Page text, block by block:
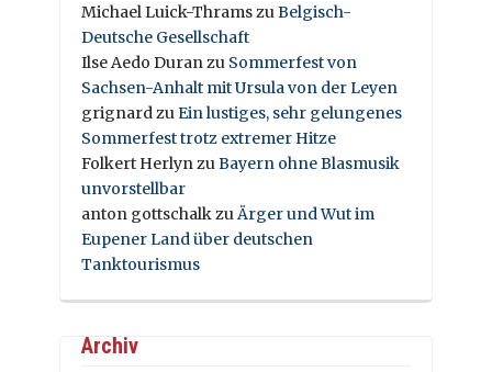
Michael Luick-ThramszuBelgisch-
Deutsche Gesellschaft
Ilse Aedo Duranzu Sommerfest von
Sachsen-Anhalt mit Ursula von der Leyen
grignardzuEin lustiges, sehr gelungenes
Sommerfest trotz extremer Hitze
Folkert HerlynzuBayern ohne Blasmusik
unvorstellbar
anton gottschalkzuÄrger und Wut im
Eupener Land über deutschen
Tanktourismus
Archiv